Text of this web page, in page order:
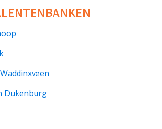
Dukenburg